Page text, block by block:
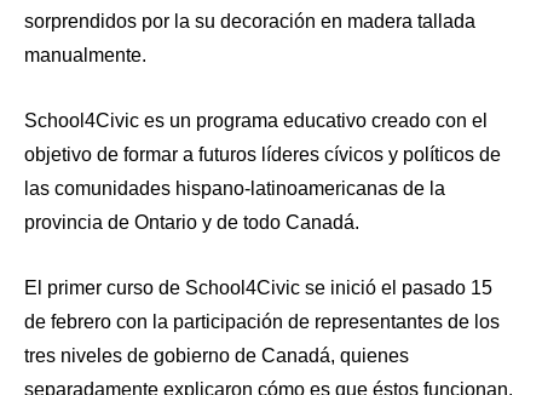
sorprendidos por la su decoración en madera tallada
manualmente.
School4Civic es un programa educativo creado con el
objetivo de formar a futuros líderes cívicos y políticos de
las comunidades hispano-latinoamericanas de la
provincia de Ontario y de todo Canadá.
El primer curso de School4Civic se inició el pasado 15
de febrero con la participación de representantes de los
tres niveles de gobierno de Canadá, quienes
separadamente explicaron cómo es que éstos funcionan.